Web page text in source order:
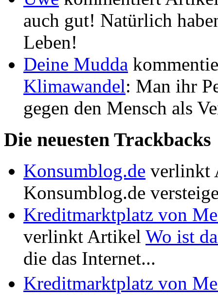
auch gut! Natürlich
Leben!
Deine Mudda
Klimawandel: Man ihr
gegen den Mensch als
Die neuesten Trackbacks
Konsumblog.de verlinkt
Konsumblog.de
Kreditmarktplatz von
verlinkt Artikel Wo ist
die das Internet...
Kreditmarktplatz von